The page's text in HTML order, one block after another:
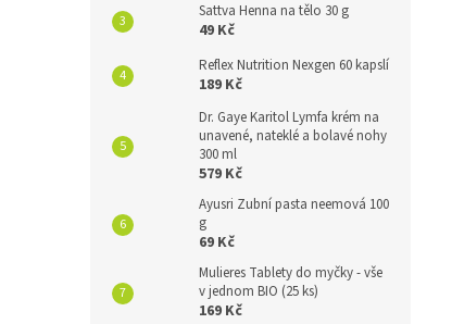
Sattva Henna na tělo 30 g
49 Kč
Reflex Nutrition Nexgen 60 kapslí
189 Kč
Dr. Gaye Karitol Lymfa krém na
unavené, nateklé a bolavé nohy
300 ml
579 Kč
Ayusri Zubní pasta neemová 100
g
69 Kč
Mulieres Tablety do myčky - vše
v jednom BIO (25 ks)
169 Kč